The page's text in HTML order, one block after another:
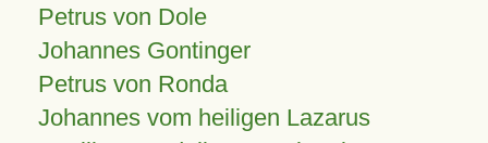
Petrus von Dole
Johannes Gontinger
Petrus von Ronda
Johannes vom heiligen Lazarus